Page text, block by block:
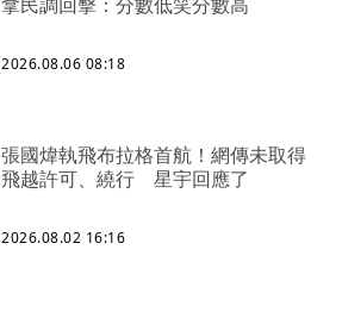
2026.08.06 08:18
張國煒執飛布拉格首航！網傳未取得
飛越許可、繞行 星宇回應了
2026.08.02 16:16